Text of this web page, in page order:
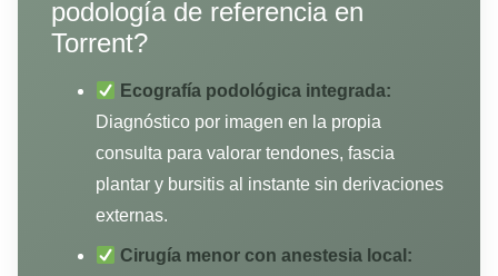
podología de referencia en
Torrent?
Ecografía podológica integrada:
Diagnóstico por imagen en la propia
consulta para valorar tendones, fascia
plantar y bursitis al instante sin derivaciones
externas.
Cirugía menor con anestesia local: